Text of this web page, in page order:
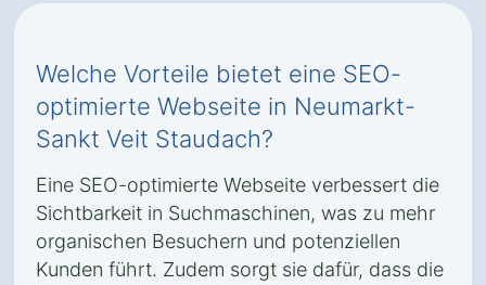
Welche Vorteile bietet eine SEO-
optimierte Webseite in Neumarkt-
Sankt Veit Staudach?
Eine SEO-optimierte Webseite verbessert die
Sichtbarkeit in Suchmaschinen, was zu mehr
organischen Besuchern und potenziellen
Kunden führt. Zudem sorgt sie dafür, dass die